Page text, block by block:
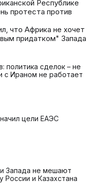
Республике
протеста против
что Африка не хочет
придатком" Запада
политика сделок – не
с Ираном не работает
цели ЕАЭС
Запада не мешают
России и Казахстана